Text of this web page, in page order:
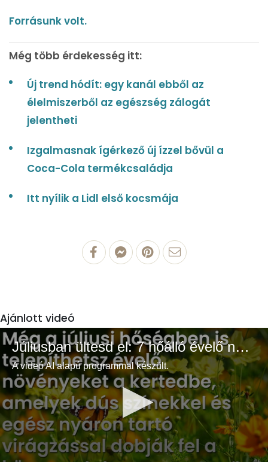
Forrásunk volt.
Még több érdekesség itt:
Új trend hódít: egy kanál ebből az
élelmiszerből az egészség zálogát
jelentheti
Izgalmasnak ígérkező új ízzel bővül a
Coca-Cola termékcsaládja
Itt nyílik a Lidl első kocsmája
Ajánlott videó
Júliusban ültesd el: 7 hőálló évelő növény a színes és buja kertért
A videó AI alapú programmal készült.